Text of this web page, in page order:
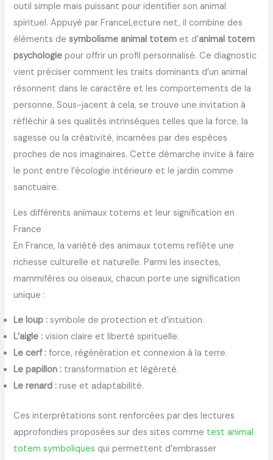
outil simple mais puissant pour identifier son animal
spirituel. Appuyé par FranceLecture net, il combine des
éléments desymbolisme animal totem et d’animal totem
psychologie pour offrir un profil personnalisé. Ce diagnostic
vient préciser comment les traits dominants d’un animal
résonnent dans le caractère et les comportements de la
personne. Sous-jacent à cela, se trouve une invitation à
réfléchir à ses qualités intrinsèques telles que la force, la
sagesse ou la créativité, incarnées par des espèces
proches de nos imaginaires. Cette démarche invite à faire
le pont entre l’écologie intérieure et le jardin comme
sanctuaire.
Les différents animaux totems et leur signification en
France
En France, la variété des animaux totems reflète une
richesse culturelle et naturelle. Parmi les insectes,
mammifères ou oiseaux, chacun porte une signification
unique :
Le loup : symbole de protection et d’intuition.
L’aigle : vision claire et liberté spirituelle.
Le cerf : force, régénération et connexion à la terre.
Le papillon : transformation et légèreté.
Le renard : ruse et adaptabilité.
Ces interprétations sont renforcées par des lectures
approfondies proposées sur des sites comme test animal
totem symboliques qui permettent d’embrasser